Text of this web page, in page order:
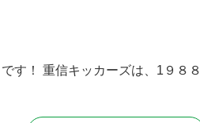
す！ 重信キッカーズは、1９８８